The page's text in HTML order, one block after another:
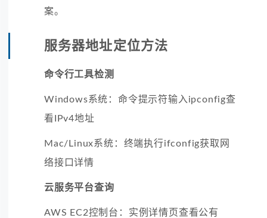
案。
服务器地址定位方法
命令行工具检测
Windows系统：命令提示符输入ipconfig查
看IPv4地址
Mac/Linux系统：终端执行ifconfig获取网
络接口详情
云服务平台查询
AWS EC2控制台：实例详情页查看公有